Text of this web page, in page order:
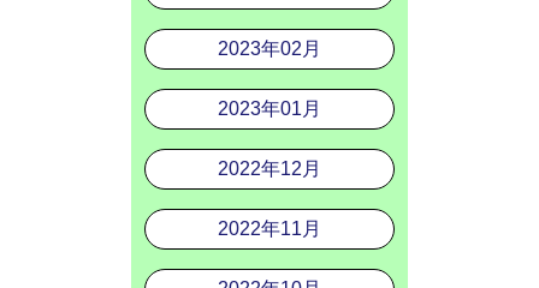
2023年02月
2023年01月
2022年12月
2022年11月